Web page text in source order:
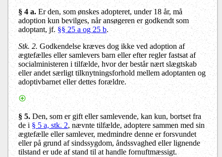
§ 4 a.Er den, som ønskes adopteret, under 18 år, må
adoption kun bevilges, når ansøgeren er godkendt som
adoptant, jf. §§ 25 a og 25 b.
Stk. 2. Godkendelse kræves dog ikke ved adoption af
ægtefælles eller samlevers barn eller efter regler fastsat af
socialministeren i tilfælde, hvor der består nært slægtskab
eller andet særligt tilknytningsforhold mellem adoptanten og
adoptivbarnet eller dettes forældre.
§ 5. Den, som er gift eller samlevende, kan kun, bortset fra
de i§ 5 a, stk. 2, nævnte tilfælde, adoptere sammen med sin
ægtefælle eller samlever, medmindre denne er forsvundet
eller på grund af sindssygdom, åndssvaghed eller lignende
tilstand er ude af stand til at handle fornuftmæssigt.